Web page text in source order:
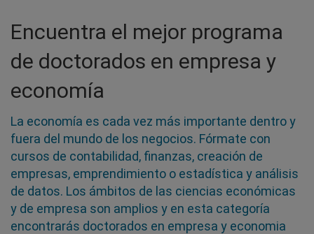
Encuentra el mejor programa
de doctorados en empresa y
economía
La economía es cada vez más importante dentro y
fuera del mundo de los negocios. Fórmate con
cursos de contabilidad, finanzas, creación de
empresas, emprendimiento o estadística y análisis
de datos. Los ámbitos de las ciencias económicas
y de empresa son amplios y en esta categoría
encontrarás doctorados en empresa y economia